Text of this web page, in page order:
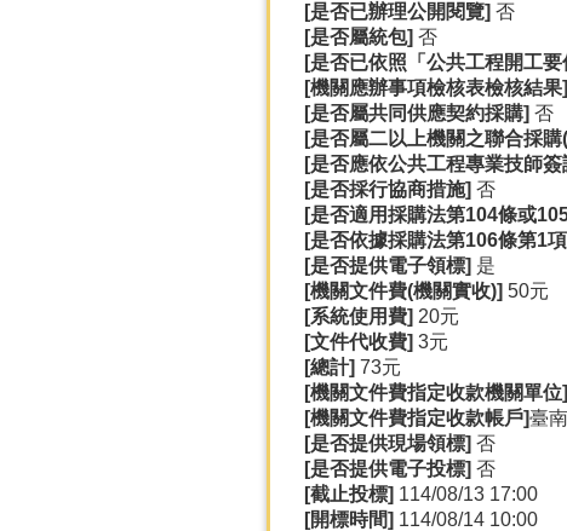
[是否已辦理公開閱覽] 否
[是否屬統包] 否
[是否已依照「公共工程開工
[機關應辦事項檢核表檢核結果]
[是否屬共同供應契約採購] 否
[是否屬二以上機關之聯合採購(
[是否應依公共工程專業技師
[是否採行協商措施] 否
[是否適用採購法第104條或
[是否依據採購法第106條第1
[是否提供電子領標] 是
[機關文件費(機關實收)] 50元
[系統使用費] 20元
[文件代收費] 3元
[總計] 73元
[機關文件費指定收款機關單位]
[機關文件費指定收款帳戶]臺
[是否提供現場領標] 否
[是否提供電子投標] 否
[截止投標] 114/08/13 17:00
[開標時間] 114/08/14 10:00